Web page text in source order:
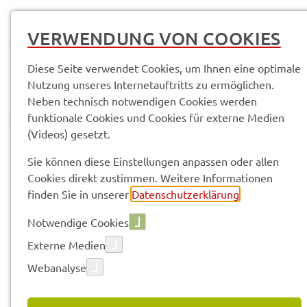
Vorle­sen
24.09.2025
VERWENDUNG VON COOKIES
Diese Seite verwendet Cookies, um Ihnen eine optimale
Nutzung unseres Internetauftritts zu ermöglichen.
Neben technisch notwendigen Cookies werden
funktionale Cookies und Cookies für externe Medien
(Videos) gesetzt.
Sie können diese Einstellungen anpassen oder allen
Cookies direkt zustimmen. Weitere Informationen
finden Sie in unserer Datenschutzerklärung
Notwendige Cookies
Externe Medien
Webanalyse